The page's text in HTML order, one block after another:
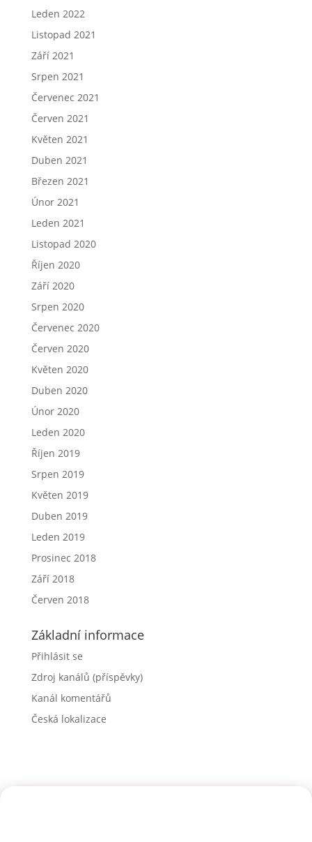
Leden 2022
Listopad 2021
Září 2021
Srpen 2021
Červenec 2021
Červen 2021
Květen 2021
Duben 2021
Březen 2021
Únor 2021
Leden 2021
Listopad 2020
Říjen 2020
Září 2020
Srpen 2020
Červenec 2020
Červen 2020
Květen 2020
Duben 2020
Únor 2020
Leden 2020
Říjen 2019
Srpen 2019
Květen 2019
Duben 2019
Leden 2019
Prosinec 2018
Září 2018
Červen 2018
Základní informace
Přihlásit se
Zdroj kanálů (příspěvky)
Kanál komentářů
Česká lokalizace